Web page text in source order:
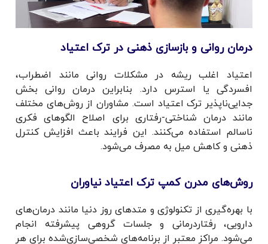
درمان روانی و بازسازی ذهنی در ترک اعتیاد
اعتیاد اغلب ریشه در مشکلات روانی مانند اضطراب،
افسردگی یا استرس دارد. بنابراین درمان روانی بخش
جدایی‌ناپذیر ترک اعتیاد است. مشاوران از روش‌های مختلف
مانند درمان شناختی-رفتاری برای اصلاح الگوهای فکری
ناسالم استفاده می‌کنند. این فرایند باعث افزایش کنترل
ذهنی و کاهش میل به مصرف می‌شود.
روش‌های مدرن کمپ ترک اعتیاد نیاوران
با بهره‌گیری از تکنولوژی و متدهای روز دنیا مانند درمان‌های
دارویی، رفتاردرمانی و جلسات گروهی پیشرفته انجام
می‌شود. مراکز معتبر از برنامه‌های شخصی‌سازی‌شده برای هر